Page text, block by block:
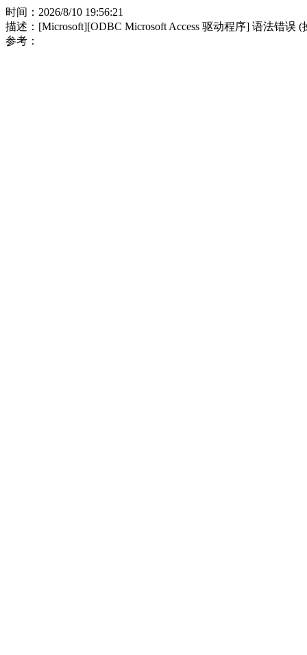
时间：2026/8/10 19:56:21
描述：[Microsoft][ODBC Microsoft Access 驱动程序] 语法错误
参考：